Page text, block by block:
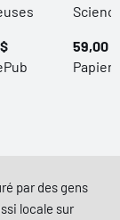
59,00
Papier,
par des gens
locale sur